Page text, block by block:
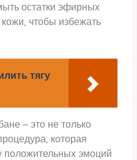
остатки эфирных
чтобы избежать
тягу
– это не только
которая
положительных эмоций